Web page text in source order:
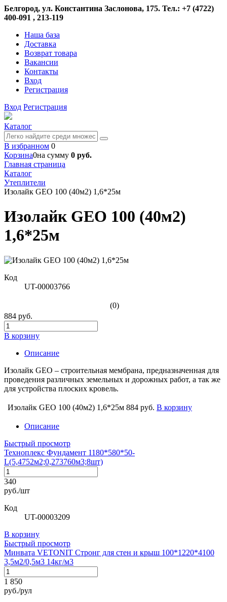
Белгород, ул. Константина Заслонова, 175. Тел.: +7 (4722)
400-091 , 213-119
Наша база
Доставка
Возврат товара
Вакансии
Контакты
Вход
Регистрация
Вход Регистрация
Каталог
В избранном 0
Корзина0на сумму 0 руб.
Главная страница
Каталог
Утеплители
Изолайк GEO 100 (40м2) 1,6*25м
Изолайк GEO 100 (40м2)
1,6*25м
Код
UT-00003766
(0)
884 руб.
В корзину
Описание
Изолайк GEO – строительная мембрана, предназначенная для
проведения различных земельных и дорожных работ, а так же
для устройства плоских кровель.
Изолайк GEO 100 (40м2) 1,6*25м 884 руб. В корзину
Описание
Быстрый просмотр
Техноплекс Фундамент 1180*580*50-
L(5,4752м2;0,273760м3;8шт)
340
руб./шт
Код
UT-00003209
В корзину
Быстрый просмотр
Минвата VETONIT Стронг для стен и крыш 100*1220*4100
3,5м2/0,5м3 14кг/м3
1 850
руб./рул